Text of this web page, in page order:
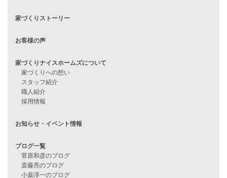
他社で無理だと言われた方へ
月収25万円で家を建てる方法
Line Up
WOOD BOX
自由設計注文住宅
ハピネスシリーズ
Smart2030
シンプルな平屋
家づくりナイスホームズの家づくり
エコハウス
耐震性能